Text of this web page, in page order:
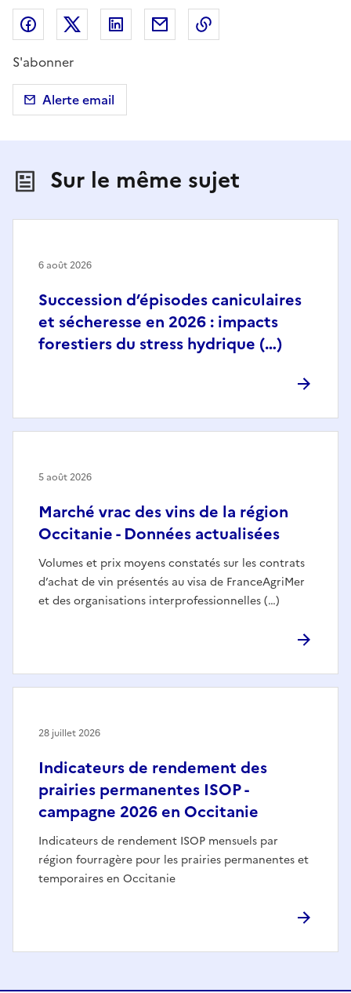
Partager sur Facebook
Partager sur X (anciennement Twitter)
Partager sur LinkedIn
Partager par email
S'abonner
Alerte email
Sur le même sujet
Succession d’épisodes caniculaires
et sécheresse en 2026 : impacts
forestiers du stress hydrique (…)
6 août 2026
Marché vrac des vins de la région
Occitanie - Données actualisées
Volumes et prix moyens constatés sur les contrats
d’achat de vin présentés au visa de FranceAgriMer
et des organisations interprofessionnelles (…)
5 août 2026
Indicateurs de rendement des
prairies permanentes ISOP -
campagne 2026 en Occitanie
Indicateurs de rendement ISOP mensuels par
région fourragère pour les prairies permanentes et
temporaires en Occitanie
28 juillet 2026